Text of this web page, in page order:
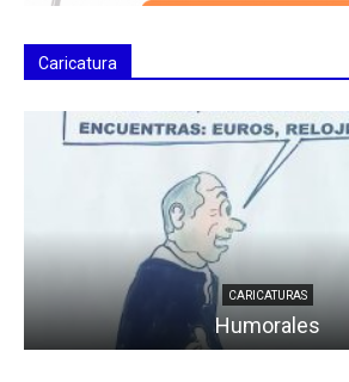
Caricatura
CARICATURAS
Humorales